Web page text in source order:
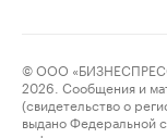
© ООО
2026. Сообщения и
(свидетельство о
выдано Федеральной